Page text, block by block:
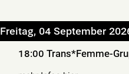
Freitag, 04 September
18:00 Trans*Femme-